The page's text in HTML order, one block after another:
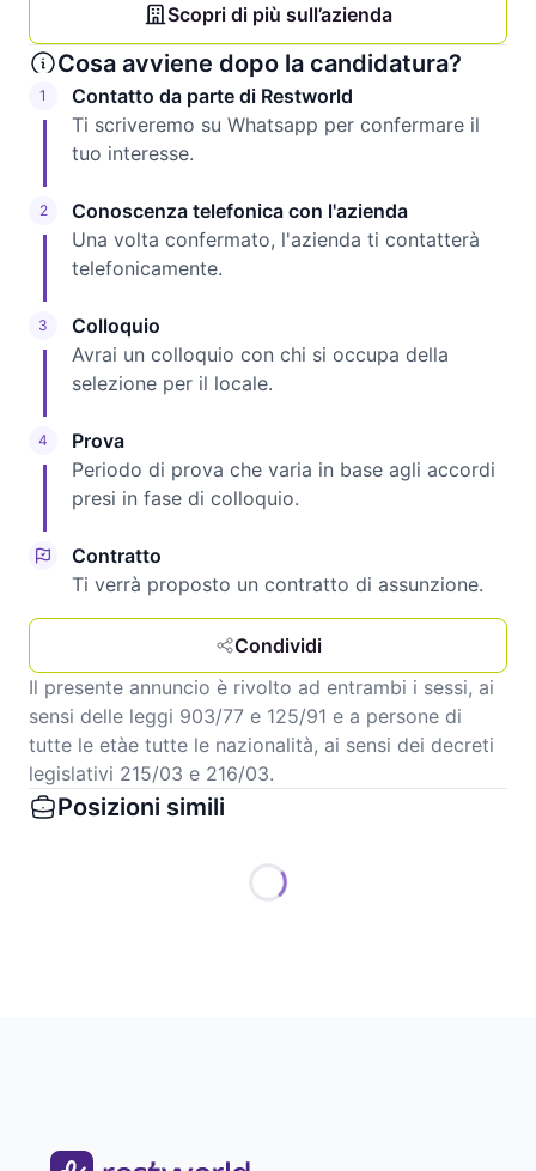
Scopri di più sull’azienda
Cosa avviene dopo la candidatura?
1
Contatto da parte di Restworld
Ti scriveremo su Whatsapp per confermare il
tuo interesse.
2
Conoscenza telefonica con l'azienda
Una volta confermato, l'azienda ti contatterà
telefonicamente.
3
Colloquio
Avrai un colloquio con chi si occupa della
selezione per il locale.
4
Prova
Periodo di prova che varia in base agli accordi
presi in fase di colloquio.
Contratto
Ti verrà proposto un contratto di assunzione.
Condividi
Il presente annuncio è rivolto ad entrambi i sessi, ai
sensi delle leggi 903/77 e 125/91 e a persone di
tutte le etàe tutte le nazionalità, ai sensi dei decreti
legislativi 215/03 e 216/03.
Posizioni simili